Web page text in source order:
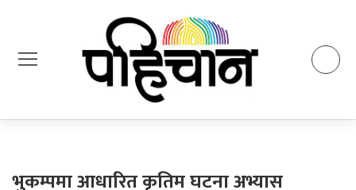
भुकम्पमा आधारित कृतिम घटना अभ्यास